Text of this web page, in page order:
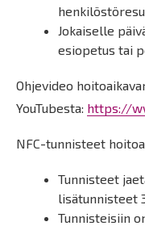
Jokaiselle
esiopetus tai
Ohjevideo
YouTubesta: https://
NFC-tunnisteet
Tunnisteet
lisätunnisteet
Tunnisteisiin